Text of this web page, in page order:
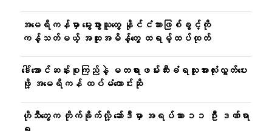
အမေရိကန်မှာ မွေးဖွားသူတွေ နိုင်ငံသားဖြစ်ခွင့်ကို
ကန့်သတ်မယ့် အထူးအမိန့်တွေ ထရမ့်ထပ်ထုတ်
ဒေါ်အောင်ဆန်းစုကြည်နဲ့ မတရားဖမ်းဆီးခံရသူအားလုံးလွှတ်ပေး
ဖို့ အမေရိကန် ထပ်မံတောင်းဆို
ဟိုသီတွေက တိုက်ခိုက်လို့ ဆော်ဒီမှာ အရပ်သား ၁၁ ဦး ဒဏ်ရာ